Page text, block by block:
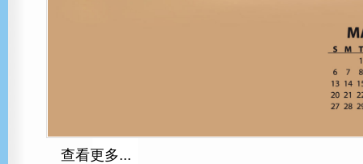
查看更多...